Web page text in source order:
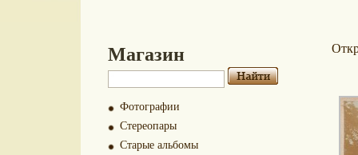
Магазин
Фотографии
Стереопары
Старые альбомы